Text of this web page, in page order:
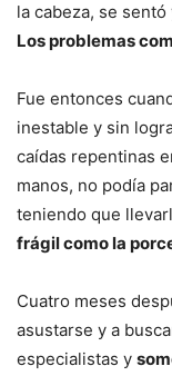
la cabeza, se
Los problemas
Fue entonces
inestable y sin
caídas repentinas
manos, no podía
teniendo que
frágil como la
Cuatro meses
asustarse y a
especialistas y